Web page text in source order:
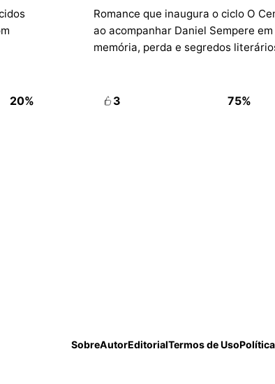
20%
Romance que inaugura o ciclo O
ao acompanhar Daniel Sempere
memória, perda e segredos
3 75%
SobreAutorEditorialTermos de Uso